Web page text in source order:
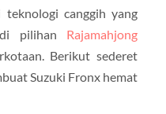
teknologi canggih yang
pilihan Rajamahjong
Berikut sederet
Suzuki Fronx hemat